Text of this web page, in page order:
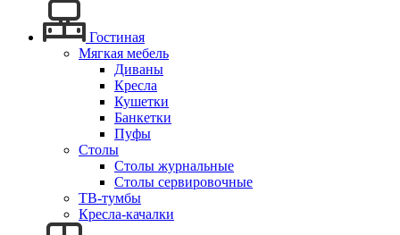
Гостиная
Мягкая мебель
Диваны
Кресла
Кушетки
Банкетки
Пуфы
Столы
Столы журнальные
Столы сервировочные
ТВ-тумбы
Кресла-качалки